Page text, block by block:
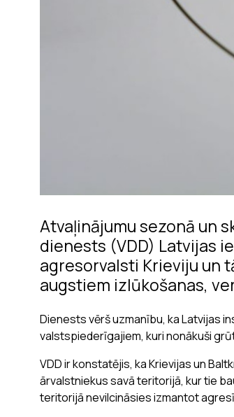
Atvaļinājumu sezonā un
dienests (VDD) Latvijas
agresorvalsti Krieviju un
augstiem izlūkošanas,
Dienests vērš uzmanību, ka Latvijas
valstspiederīgajiem, kuri nonākuši
VDD ir konstatējis, ka Krievijas un
ārvalstniekus savā teritorijā, kur tie
teritorijā nevilcināsies izmantot